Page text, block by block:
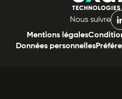
Nous suivre
Mentions légales
Données personnelles